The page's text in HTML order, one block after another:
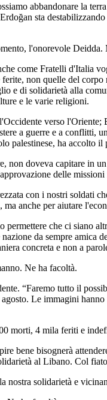
abbandonare la
sta
l'onorevole Deidda.
come Fratelli d'Italia
ferite, non quelle del
e di solidarietà alla
e le varie religioni.
verso
a guerre e a
palestinese, ha accolto
non doveva capitare in
delle
con i nostri soldati
anche per aiutare
permettere che ci siano
da sempre
concreta e non a
Ne ha facoltà.
“Faremo tutto il
Le immagini
morti, 4 mila feriti e
bene bisognerà
al Libano. Col
nostra solidarietà e